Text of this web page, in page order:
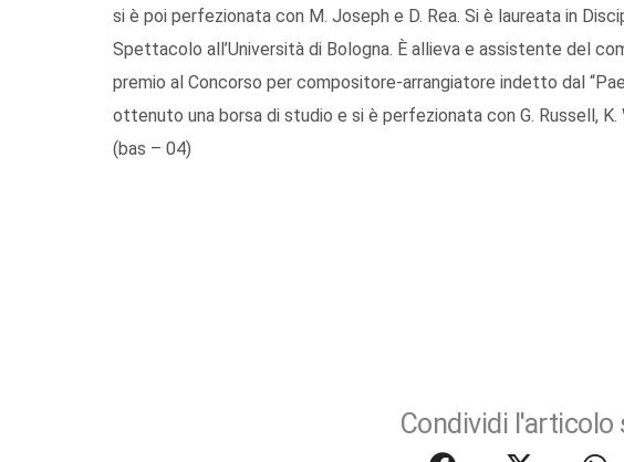
si è poi perfezionata con M. Joseph e D. Rea. Si è laureata in
Spettacolo all’Università di Bologna. È allieva e assistente del
premio al Concorso per compositore-arrangiatore indetto dal
ottenuto una borsa di studio e si è perfezionata con G. Russell, K.
(bas – 04)
Condividi l'articolo